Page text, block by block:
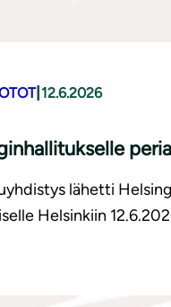
| 12.6.2026
lähetti
Helsinkiin